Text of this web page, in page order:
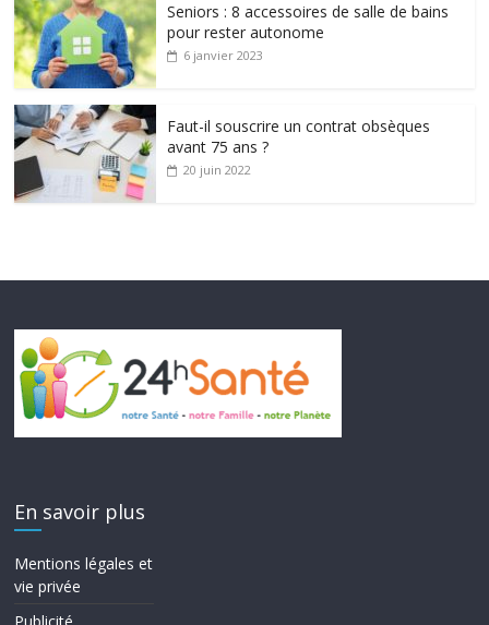
Seniors : 8 accessoires de salle de bains
pour rester autonome
6 janvier 2023
Faut-il souscrire un contrat obsèques
avant 75 ans ?
20 juin 2022
En savoir plus
Mentions légales et
vie privée